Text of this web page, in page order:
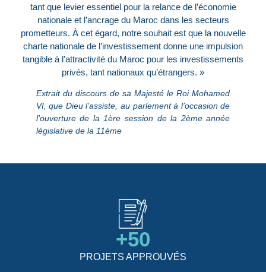
tant que levier essentiel pour la relance de l’économie
nationale et l’ancrage du Maroc dans les secteurs
prometteurs. À cet égard, notre souhait est que la nouvelle
charte nationale de l’investissement donne une impulsion
tangible à l’attractivité du Maroc pour les investissements
privés, tant nationaux qu’étrangers. »
Extrait du discours de sa Majesté le Roi Mohamed
VI, que Dieu l’assiste, au parlement à l’occasion de
l’ouverture de la 1ère session de la 2ème année
législative de la 11ème
PROJETS APPROUVÉS
+50